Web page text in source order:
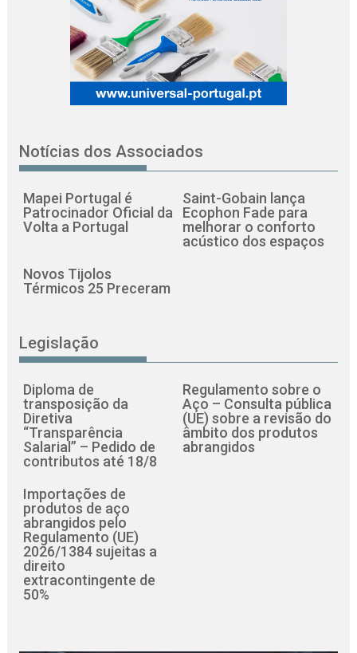
Notícias dos Associados
Mapei Portugal é
Patrocinador Oficial da
Volta a Portugal
Saint-Gobain lança
Ecophon Fade para
melhorar o conforto
acústico dos espaços
Novos Tijolos
Térmicos 25 Preceram
Legislação
Diploma de
transposição da
Diretiva
“Transparência
Salarial” – Pedido de
contributos até 18/8
Regulamento sobre o
Aço – Consulta pública
(UE) sobre a revisão do
âmbito dos produtos
abrangidos
Importações de
produtos de aço
abrangidos pelo
Regulamento (UE)
2026/1384 sujeitas a
direito
extracontingente de
50%